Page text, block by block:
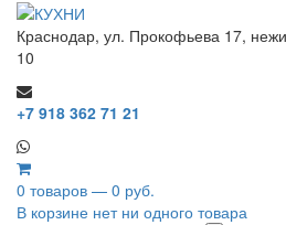
Краснодар, ул. Прокофьева 17,
10
+7 918 362 71 21
0 товаров — 0 руб.
В корзине нет ни одного товара